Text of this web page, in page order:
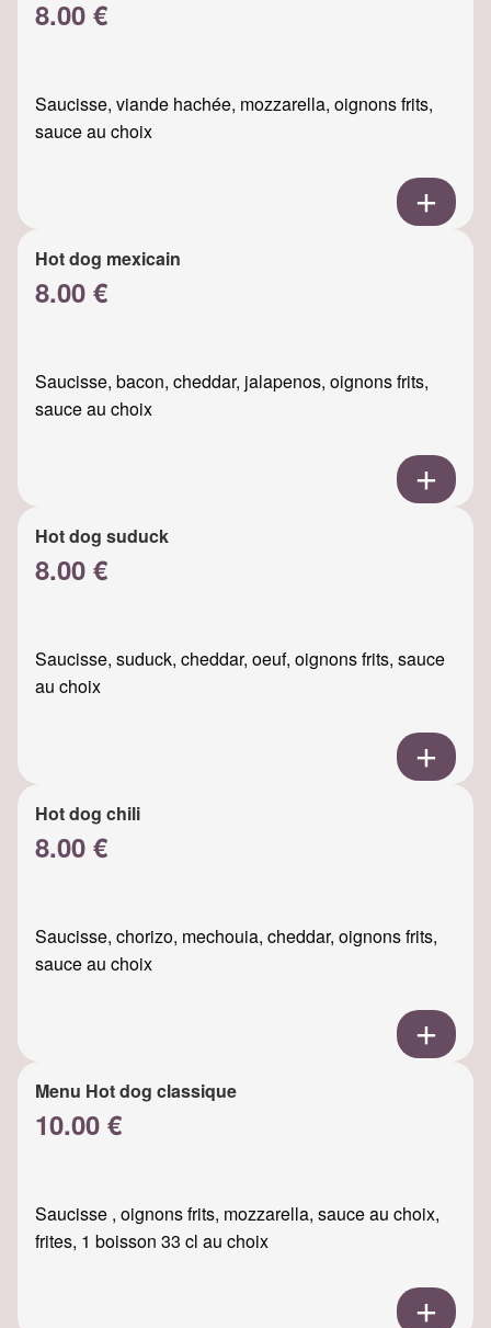
8.00 €
Saucisse, viande hachée, mozzarella, oignons frits,
sauce au choix
Hot dog mexicain
8.00 €
Saucisse, bacon, cheddar, jalapenos, oignons frits,
sauce au choix
Hot dog suduck
8.00 €
Saucisse, suduck, cheddar, oeuf, oignons frits, sauce
au choix
Hot dog chili
8.00 €
Saucisse, chorizo, mechouia, cheddar, oignons frits,
sauce au choix
Menu Hot dog classique
10.00 €
Saucisse , oignons frits, mozzarella, sauce au choix,
frites, 1 boisson 33 cl au choix